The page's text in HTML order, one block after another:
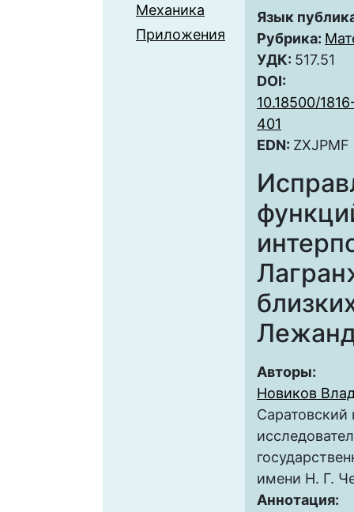
Механика
Приложения
Язык
Рубрика:
УДК: 517.51
DOI:
10.18500/
401
EDN: ZXJPMF
Авторы:
Новиков
имени Н. Г.
Аннотация: